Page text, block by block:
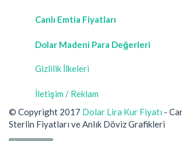
Canlı Emtia Fiyatları
Dolar Madeni Para Değerleri
Gizlilik İlkeleri
İletişim / Reklam
© Copyright 2017 Dolar Lira Kur Fiyatı -
Sterlin Fiyatları ve Anlık Döviz Grafikleri